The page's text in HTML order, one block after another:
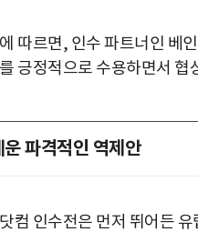
따르면, 인수 파트너인 베
긍정적으로 수용하면서 협
파격적인 역제안
컴 인수전은 먼저 뛰어든